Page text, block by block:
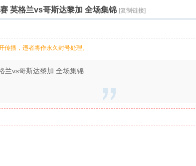
英格兰vs哥斯达黎加 全场集锦 [复制链接]
播，违者将作永久封号处理。
兰vs哥斯达黎加 全场集锦